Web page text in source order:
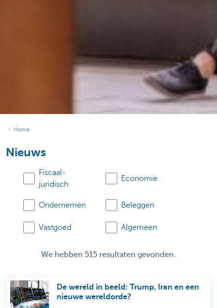
Home
Nieuws
Fiscaal-
juridisch
Economie
Ondernemen Beleggen
Vastgoed Algemeen
We hebben 515 resultaten gevonden.
De wereld in beeld: Trump, Iran en een
nieuwe wereldorde?